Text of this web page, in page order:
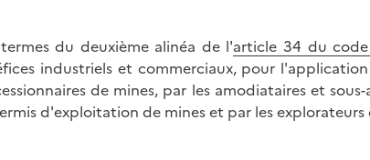
du deuxième alinéa de l'article 34 du
industriels et commerciaux, pour
de mines, par les amodiataires et
d'exploitation de mines et par les